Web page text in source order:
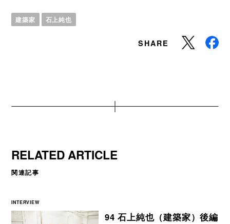
建築家 石上純也
SHARE
RELATED ARTICLE
関連記事
INTERVIEW
94 石上純也（建築家）後編